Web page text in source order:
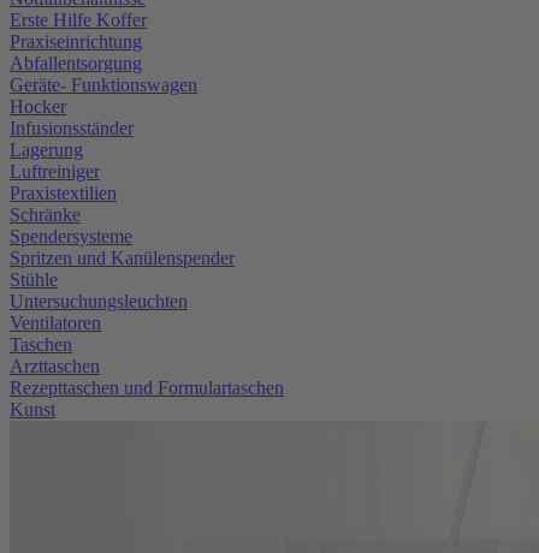
Erste Hilfe Koffer
Praxiseinrichtung
Abfallentsorgung
Geräte- Funktionswagen
Hocker
Infusionsständer
Lagerung
Luftreiniger
Praxistextilien
Schränke
Spendersysteme
Spritzen und Kanülenspender
Stühle
Untersuchungsleuchten
Ventilatoren
Taschen
Arzttaschen
Rezepttaschen und Formulartaschen
Kunst